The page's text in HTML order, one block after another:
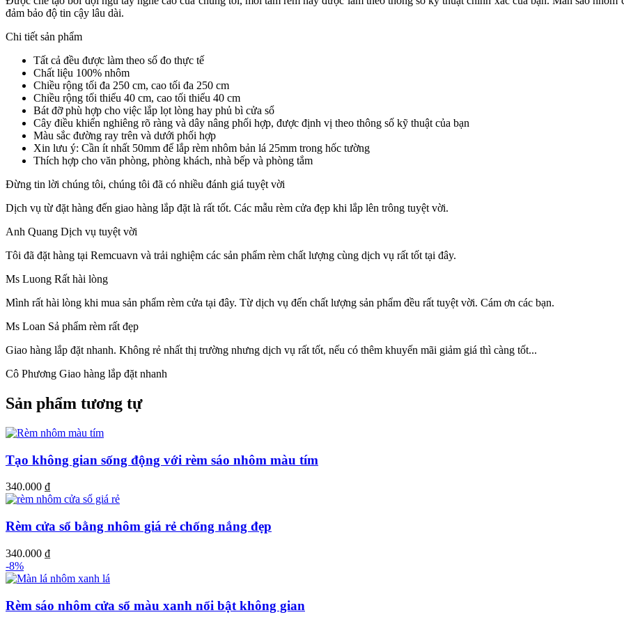
đảm bảo độ tin cậy lâu dài.
Chi tiết sản phẩm
Tất cả đều được làm theo số đo thực tế
Chất liệu 100% nhôm
Chiều rộng tối đa 250 cm, cao tối đa 250 cm
Chiều rộng tối thiểu 40 cm, cao tối thiểu 40 cm
Bát đỡ phù hợp cho việc lắp lọt lòng hay phủ bì cửa sổ
Cây điều khiển nghiêng rõ ràng và dây nâng phối hợp, được định vị theo thông số kỹ thuật của bạn
Màu sắc đường ray trên và dưới phối hợp
Xin lưu ý: Cần ít nhất 50mm để lắp rèm nhôm bản lá 25mm trong hốc tường
Thích hợp cho văn phòng, phòng khách, nhà bếp và phòng tắm
Đừng tin lời chúng tôi, chúng tôi đã có nhiều đánh giá tuyệt vời
Dịch vụ từ đặt hàng đến giao hàng lắp đặt là rất tốt. Các mẫu rèm cửa đẹp khi lắp lên trông tuyệt vời.
Anh Quang Dịch vụ tuyệt vời
Tôi đã đặt hàng tại Remcuavn và trải nghiệm các sản phẩm rèm chất lượng cùng dịch vụ rất tốt tại đây.
Ms Luong Rất hài lòng
Mình rất hài lòng khi mua sản phẩm rèm cửa tại đây. Từ dịch vụ đến chất lượng sản phẩm đều rất tuyệt vời. Cám ơn các bạn.
Ms Loan Sả phẩm rèm rất đẹp
Giao hàng lắp đặt nhanh. Không rẻ nhất thị trường nhưng dịch vụ rất tốt, nếu có thêm khuyến mãi giảm giá thì càng tốt...
Cô Phương Giao hàng lắp đặt nhanh
Sản phẩm tương tự
Tạo không gian sống động với rèm sáo nhôm màu tím
340.000 ₫
Rèm cửa sổ bằng nhôm giá rẻ chống nắng đẹp
340.000 ₫
-8%
Rèm sáo nhôm cửa sổ màu xanh nổi bật không gian